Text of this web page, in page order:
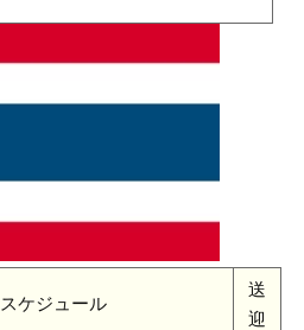
スケジュール
送
迎